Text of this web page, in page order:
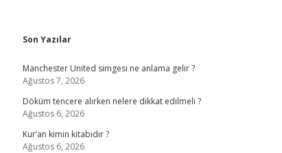
Sidebar
Son Yazılar
Manchester United simgesi ne anlama gelir ?
Ağustos 7, 2026
Döküm tencere alırken nelere dikkat edilmeli ?
Ağustos 6, 2026
Kur’an kimin kitabıdır ?
Ağustos 6, 2026